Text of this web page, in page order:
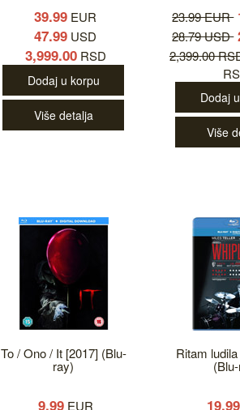
39.99 EUR
47.99 USD
3,999.00RSD
Dodaj u korpu
Više detalja
23.99 EUR
28.79 USD
2,399.00
Dodaj
Više
To / Ono / It [2017] (Blu-
ray)
9.99EUR
Ritam
19.99